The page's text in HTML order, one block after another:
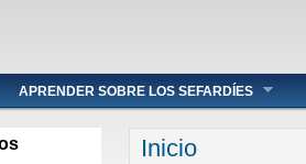
APRENDER SOBRE LOS SEFARDÍES
Se encuentra
Inicio